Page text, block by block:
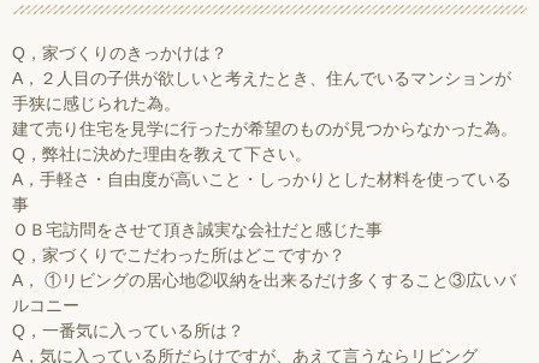
ショールームのご案内
採用情報
Q，家づくりのきっかけは？
A，２人目の子供が欲しいと考えたとき、住んでいるマンションが
手狭に感じられた為。
建て売り住宅を見学に行ったが希望のものが見つからなかった為。
Q，弊社に決めた理由を教えて下さい。
A，手軽さ・自由度が高いこと・しっかりとした材料を使っている
事
ＯＢ宅訪問をさせて頂き誠実な会社だと感じた事
Q，家づくりでこだわった所はどこですか？
A， ①リビングの居心地②収納を出来るだけ多くすること③広いバ
ルコニー
Q，一番気に入っている所は？
A，気に入っている所だらけですが、あえて言うならリビング